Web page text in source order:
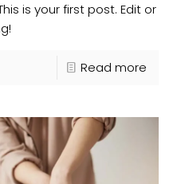
is your first post. Edit or
Read more